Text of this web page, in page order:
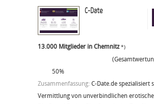
C-Date
13.000 Mitglieder in Chemnitz*)
50%
Zusammenfassung: C-Date.de spezialisiert
Vermittlung von unverbindlichen